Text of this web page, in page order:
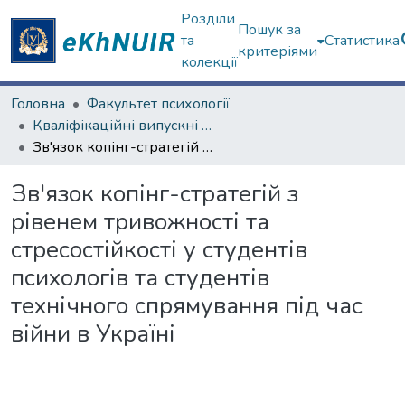
Розділи
та
колекції
Пошук за
критеріями
Статистика
Головна
Факультет психології
Кваліфікаційні випускні роботи магістрів. Факультет психології
Зв'язок копінг-стратегій з рівенем тривожності та стресостійкості у студентів психологів та студентів технічного спрямування під час війни в Україні
Зв'язок копінг-стратегій з
рівенем тривожності та
стресостійкості у студентів
психологів та студентів
технічного спрямування під час
війни в Україні